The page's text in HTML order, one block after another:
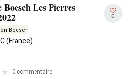
Boesch Les Pierres
Boesch
(France)
0 commentaire
6